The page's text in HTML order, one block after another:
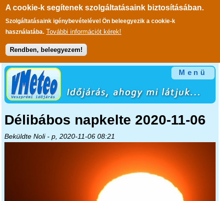
A cookie-k segítenek szolgáltatásaink biztosításában.
Szolgáltatásaink igénybevételével Ön beleegyezik a cookie-k
használatába. További információt kérek!
Rendben, beleegyezem!
Ugrás a tartalomra
Menü
Délibábos napkelte 2020-11-06
Beküldte Noli- p, 2020-11-06 08:21